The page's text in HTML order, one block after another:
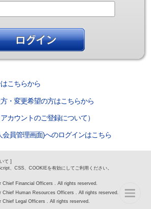
こちらから
・変更希望の方はこちらから
カウントのご登録について）
員管理画面)へのログインはこちら
て ]
、CSS、COOKIEを有効にしてご利用ください。
Chief Financial Officers . All rights reserved.
Human Resources Officers . All rights reserved.
Legal Officers . All rights reserved.